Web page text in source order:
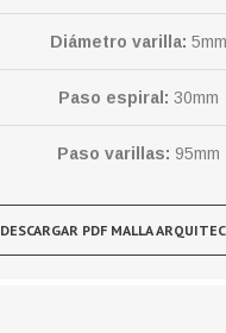
Diámetro varilla: 5mm
Paso espiral: 30mm
Paso varillas: 95mm
DESCARGAR PDF MALLA